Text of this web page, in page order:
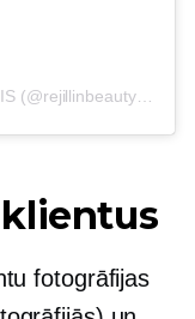
Ziņa, ko kopīgoja REJILLIN BEAUTY HUIS (@rejillinbeautyhuis)
fotogrāfijas